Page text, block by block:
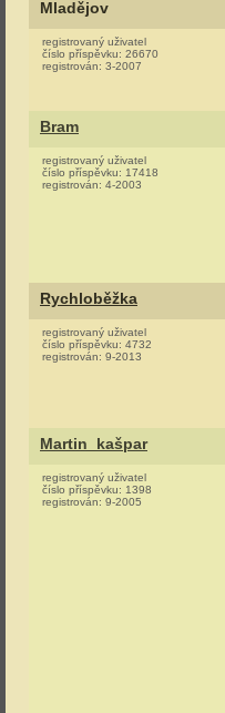
Mladějov
registrovaný uživatel
číslo příspěvku: 26670
registrován: 3-2007
Bram
registrovaný uživatel
číslo příspěvku: 17418
registrován: 4-2003
Rychloběžka
registrovaný uživatel
číslo příspěvku: 4732
registrován: 9-2013
Martin_kašpar
registrovaný uživatel
číslo příspěvku: 1398
registrován: 9-2005